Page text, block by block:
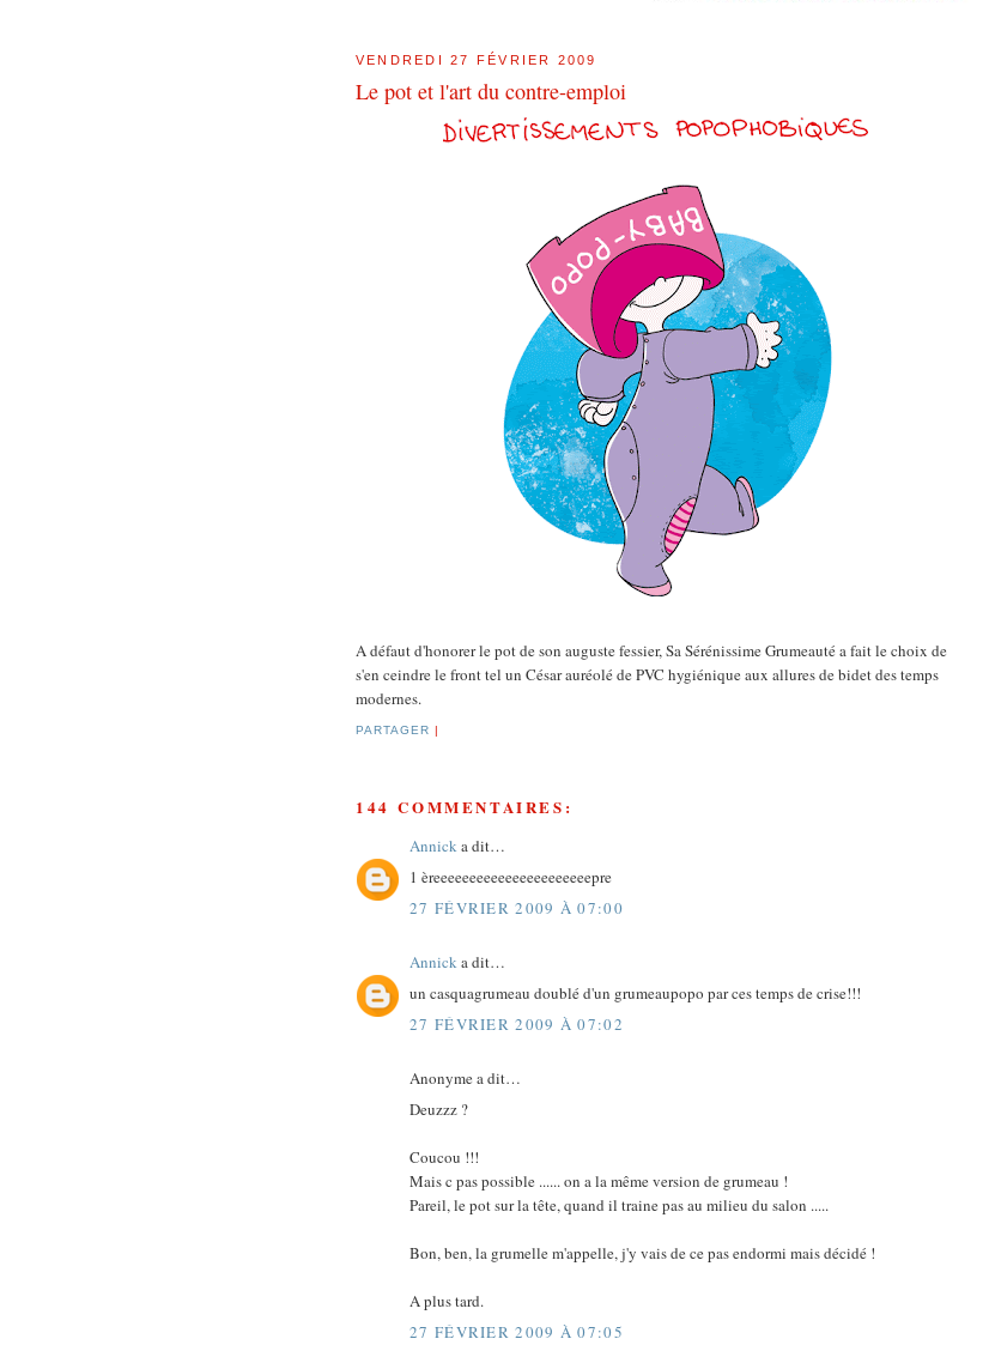
VENDREDI 27 FÉVRIER 2009
Le pot et l'art du contre-emploi
A défaut d'honorer le pot de son auguste fessier, Sa Sérénissime Grumeauté a fait le choix de
s'en ceindre le front tel un César auréolé de PVC hygiénique aux allures de bidet des temps
modernes.
PARTAGER |
144 COMMENTAIRES:
Annicka dit…
1 èreeeeeeeeeeeeeeeeeeeeeepre
27 FÉVRIER 2009 À 07:00
Annicka dit…
un casquagrumeau doublé d'un grumeaupopo par ces temps de crise!!!
27 FÉVRIER 2009 À 07:02
Anonyme a dit…
Deuzzz ?
Coucou !!!
Mais c pas possible ...... on a la même version de grumeau !
Pareil, le pot sur la tête, quand il traine pas au milieu du salon .....
Bon, ben, la grumelle m'appelle, j'y vais de ce pas endormi mais décidé !
A plus tard.
27 FÉVRIER 2009 À 07:05